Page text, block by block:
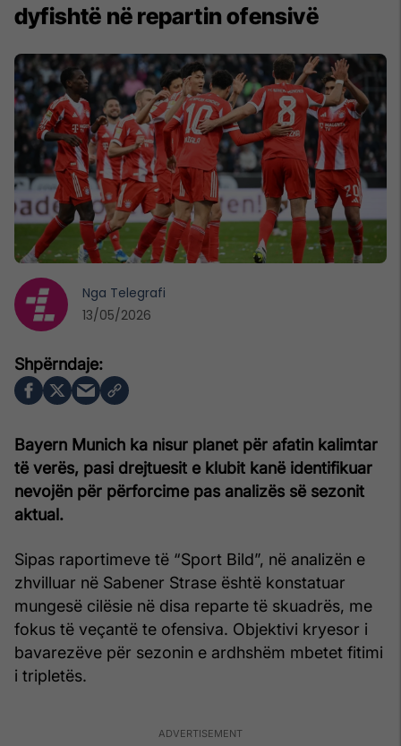
dyfishtë në repartin ofensivë
Bayern Munich ka nisur planet për afatin kalimtar
të verës, pasi drejtuesit e klubit kanë identifikuar
nevojën për përforcime pas analizës së sezonit
aktual.
Sipas raportimeve të “Sport Bild”, në analizën e
zhvilluar në Sabener Strase është konstatuar
mungesë cilësie në disa reparte të skuadrës, me
fokus të veçantë te ofensiva. Objektivi kryesor i
bavarezëve për sezonin e ardhshëm mbetet fitimi
i tripletës.
Nga Telegrafi
13/05/2026